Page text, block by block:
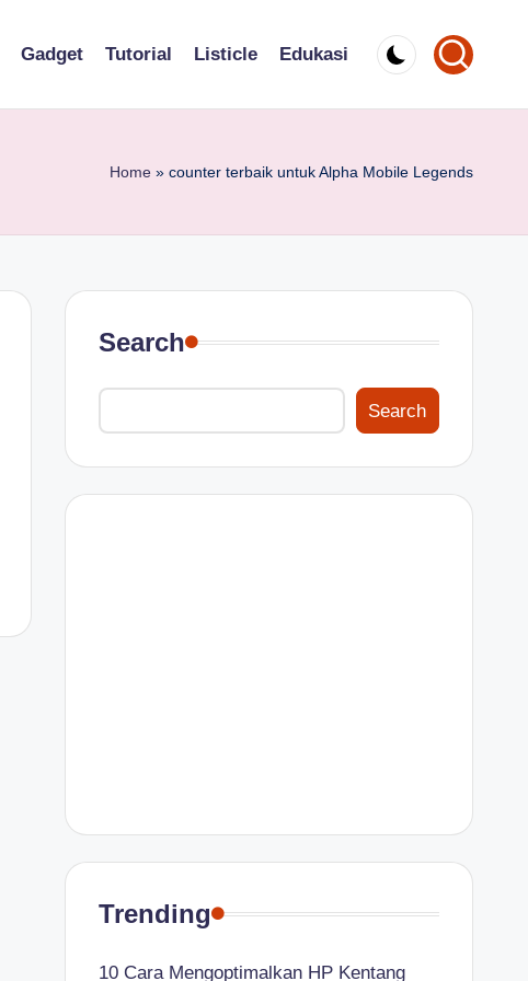
Gadget Tutorial Listicle Edukasi
Home » counter terbaik untuk Alpha Mobile Legends
Search
Search
Trending
10 Cara Mengoptimalkan HP Kentang